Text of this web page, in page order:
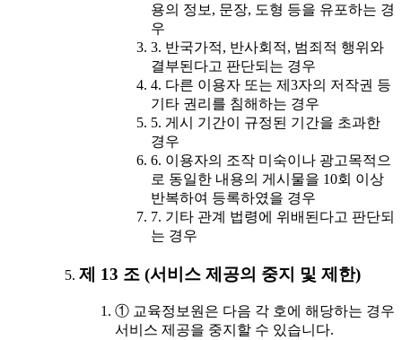
용의 정보, 문장, 도형 등을 유포하는 경
우
3. 반국가적, 반사회적, 범죄적 행위와
결부된다고 판단되는 경우
4. 다른 이용자 또는 제3자의 저작권 등
기타 권리를 침해하는 경우
5. 게시 기간이 규정된 기간을 초과한
경우
6. 이용자의 조작 미숙이나 광고목적으
로 동일한 내용의 게시물을 10회 이상
반복하여 등록하였을 경우
7. 기타 관계 법령에 위배된다고 판단되
는 경우
제 13 조 (서비스 제공의 중지 및 제한)
① 교육정보원은 다음 각 호에 해당하는 경우
서비스 제공을 중지할 수 있습니다.